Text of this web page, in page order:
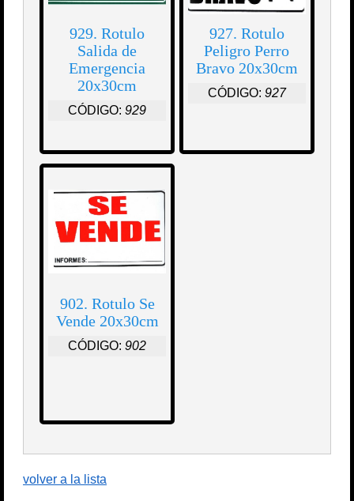
929. Rotulo
Salida de
Emergencia
20x30cm
CÓDIGO: 929
927. Rotulo
Peligro Perro
Bravo 20x30cm
CÓDIGO: 927
902. Rotulo Se
Vende 20x30cm
CÓDIGO: 902
volver a la lista